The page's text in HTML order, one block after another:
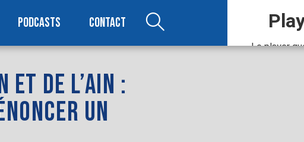
PODCASTS CONTACT
ET DE L’AIN :
UN